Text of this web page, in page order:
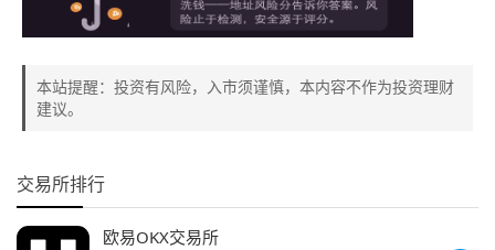
本站提醒：投资有风险，入市须谨慎，本内容不作为投资理财
建议。
交易所排行
欧易OKX交易所